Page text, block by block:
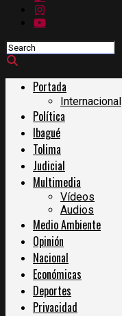
Portada
Internacional
Política
Ibagué
Tolima
Judicial
Multimedia
Vídeos
Audios
Medio Ambiente
Opinión
Nacional
Económicas
Deportes
Privacidad